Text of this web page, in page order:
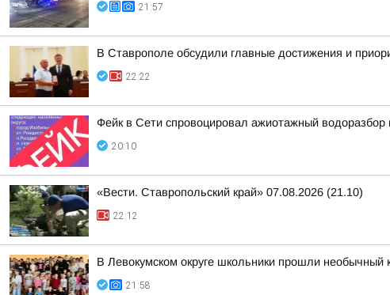
21:57
В Ставрополе обсудили главные достижения и
22:22
Фейк в Сети спровоцировал ажиотажный водоразбор
20:10
«Вести. Ставропольский край» 07.08.2026 (21.10)
22:12
В Левокумском округе школьники прошли необычный
21:58